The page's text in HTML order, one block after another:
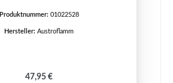
Produktnummer: 01022528
Hersteller: Austroflamm
Regulärer Preis:
47,95 €